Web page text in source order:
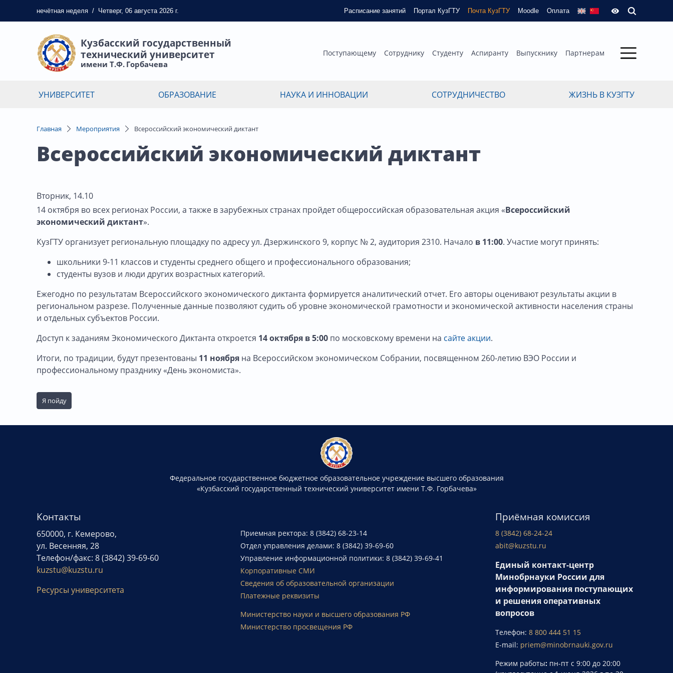
нечётная неделя / Четверг, 06 августа 2026 г. Расписание занятий Портал КузГТУ Почта КузГТУ Moodle Оплата
Кузбасский государственный
технический университет
имени Т.Ф. Горбачева
Поступающему Сотруднику Студенту Аспиранту Выпускнику Партнерам
УНИВЕРСИТЕТ ОБРАЗОВАНИЕ НАУКА И ИННОВАЦИИ СОТРУДНИЧЕСТВО ЖИЗНЬ В КУЗГТУ
Главная Мероприятия Всероссийский экономический диктант
Всероссийский экономический диктант
Вторник, 14.10
14 октября во всех регионах России, а также в зарубежных странах пройдет общероссийская образовательная акция «Всероссийский
экономический диктант».
КузГТУ организует региональную площадку по адресу ул. Дзержинского 9, корпус № 2, аудитория 2310. Начало в 11:00. Участие могут принять:
школьники 9-11 классов и студенты среднего общего и профессионального образования;
студенты вузов и люди других возрастных категорий.
Ежегодно по результатам Всероссийского экономического диктанта формируется аналитический отчет. Его авторы оценивают результаты акции в
региональном разрезе. Полученные данные позволяют судить об уровне экономической грамотности и экономической активности населения страны
и отдельных субъектов России.
Доступ к заданиям Экономического Диктанта откроется 14 октября в 5:00 по московскому времени на сайте акции.
Итоги, по традиции, будут презентованы 11 ноября на Всероссийском экономическом Собрании, посвященном 260-летию ВЭО России и
профессиональному празднику «День экономиста».
Я пойду
Федеральное государственное бюджетное образовательное учреждение высшего образования
«Кузбасский государственный технический университет имени Т.Ф. Горбачева»
Контакты
650000, г. Кемерово,
ул. Весенняя, 28
Телефон/факс: 8 (3842) 39-69-60
kuzstu@kuzstu.ru
Ресурсы университета
Приемная ректора: 8 (3842) 68-23-14
Отдел управления делами: 8 (3842) 39-69-60
Управление информационной политики: 8 (3842) 39-69-41
Корпоративные СМИ
Сведения об образовательной организации
Платежные реквизиты
Министерство науки и высшего образования РФ
Министерство просвещения РФ
Приёмная комиссия
8 (3842) 68-24-24
abit@kuzstu.ru
Единый контакт-центр
Минобрнауки России для
информирования поступающих
и решения оперативных
вопросов
Телефон:8 800 444 51 15
E-mail: priem@minobrnauki.gov.ru
Режим работы: пн-пт с 9:00 до 20:00